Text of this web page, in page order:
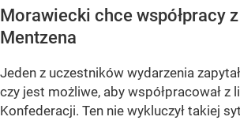
Morawiecki chce współpracy
Mentzena
Jeden z uczestników wydarzenia
czy jest możliwe, aby współpracował z
Konfederacji. Ten nie wykluczył takiej